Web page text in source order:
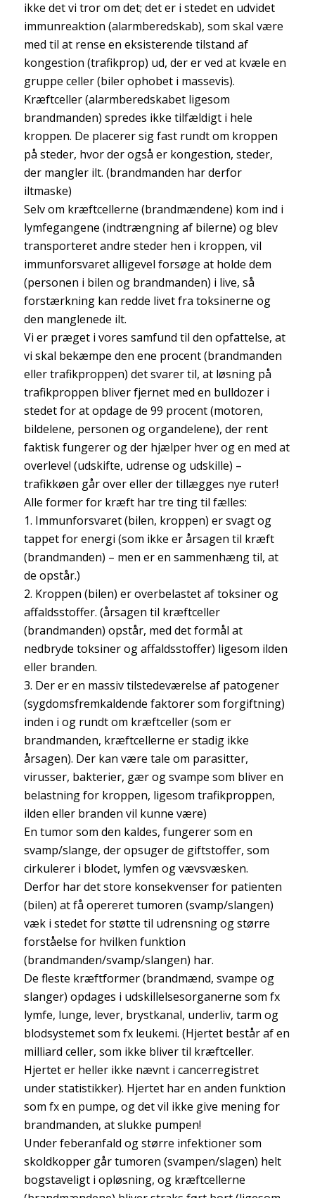
ikke det vi tror om det; det er i stedet en udvidet
immunreaktion (alarmberedskab), som skal være
med til at rense en eksisterende tilstand af
kongestion (trafikprop) ud, der er ved at kvæle en
gruppe celler (biler ophobet i massevis).
Kræftceller (alarmberedskabet ligesom
brandmanden) spredes ikke tilfældigt i hele
kroppen. De placerer sig fast rundt om kroppen
på steder, hvor der også er kongestion, steder,
der mangler ilt. (brandmanden har derfor
iltmaske)
Selv om kræftcellerne (brandmændene) kom ind i
lymfegangene (indtrængning af bilerne) og blev
transporteret andre steder hen i kroppen, vil
immunforsvaret alligevel forsøge at holde dem
(personen i bilen og brandmanden) i live, så
forstærkning kan redde livet fra toksinerne og
den manglenede ilt.
Vi er præget i vores samfund til den opfattelse, at
vi skal bekæmpe den ene procent (brandmanden
eller trafikproppen) det svarer til, at løsning på
trafikproppen bliver fjernet med en bulldozer i
stedet for at opdage de 99 procent (motoren,
bildelene, personen og organdelene), der rent
faktisk fungerer og der hjælper hver og en med at
overleve! (udskifte, udrense og udskille) –
trafikkøen går over eller der tillægges nye ruter!
Alle former for kræft har tre ting til fælles:
1. Immunforsvaret (bilen, kroppen) er svagt og
tappet for energi (som ikke er årsagen til kræft
(brandmanden) – men er en sammenhæng til, at
de opstår.)
2. Kroppen (bilen) er overbelastet af toksiner og
affaldsstoffer. (årsagen til kræftceller
(brandmanden) opstår, med det formål at
nedbryde toksiner og affaldsstoffer) ligesom ilden
eller branden.
3. Der er en massiv tilstedeværelse af patogener
(sygdomsfremkaldende faktorer som forgiftning)
inden i og rundt om kræftceller (som er
brandmanden, kræftcellerne er stadig ikke
årsagen). Der kan være tale om parasitter,
virusser, bakterier, gær og svampe som bliver en
belastning for kroppen, ligesom trafikproppen,
ilden eller branden vil kunne være)
En tumor som den kaldes, fungerer som en
svamp/slange, der opsuger de giftstoffer, som
cirkulerer i blodet, lymfen og vævsvæsken.
Derfor har det store konsekvenser for patienten
(bilen) at få opereret tumoren (svamp/slangen)
væk i stedet for støtte til udrensning og større
forståelse for hvilken funktion
(brandmanden/svamp/slangen) har.
De fleste kræftformer (brandmænd, svampe og
slanger) opdages i udskillelsesorganerne som fx
lymfe, lunge, lever, brystkanal, underliv, tarm og
blodsystemet som fx leukemi. (Hjertet består af en
milliard celler, som ikke bliver til kræftceller.
Hjertet er heller ikke nævnt i cancerregistret
under statistikker). Hjertet har en anden funktion
som fx en pumpe, og det vil ikke give mening for
brandmanden, at slukke pumpen!
Under feberanfald og større infektioner som
skoldkopper går tumoren (svampen/slagen) helt
bogstaveligt i opløsning, og kræftcellerne